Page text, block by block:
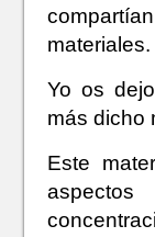
materiales.
Yo os
más dicho
Este